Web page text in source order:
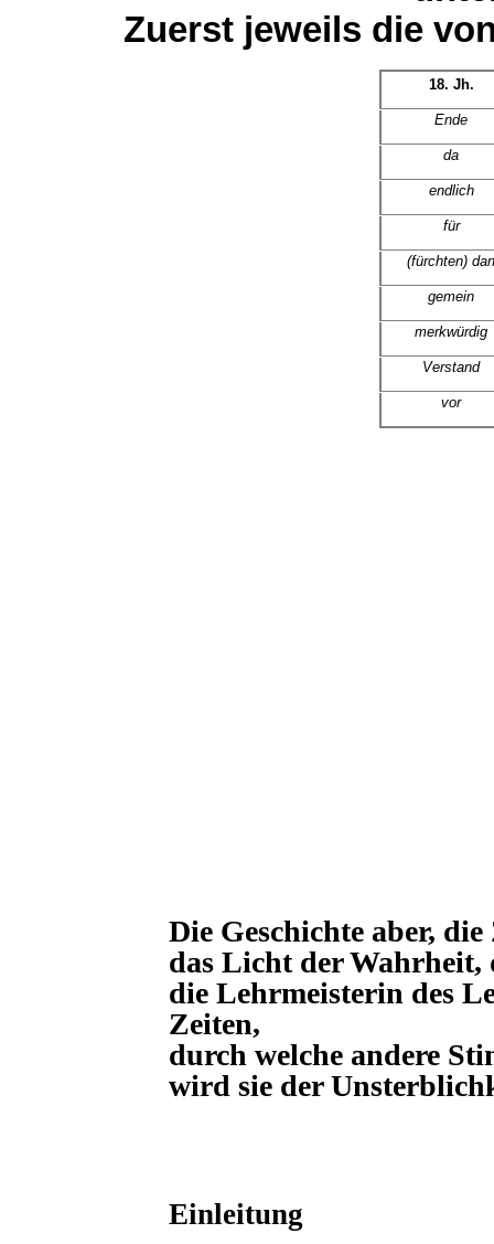
Zuerst jeweils die
18. Jh.
Ende
da
endlich
für
(fürchten)
gemein
merkwürdig
Verstand
vor
Die Geschichte aber,
das Licht der
die Lehrmeisterin des
Zeiten,
durch welche andere
wird sie der
Einleitung